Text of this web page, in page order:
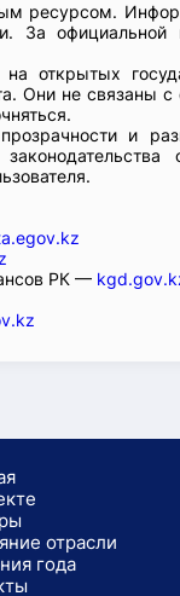
ресурсом.
За официальной
открытых
Они не связаны с
и
РК —
отрасли
года